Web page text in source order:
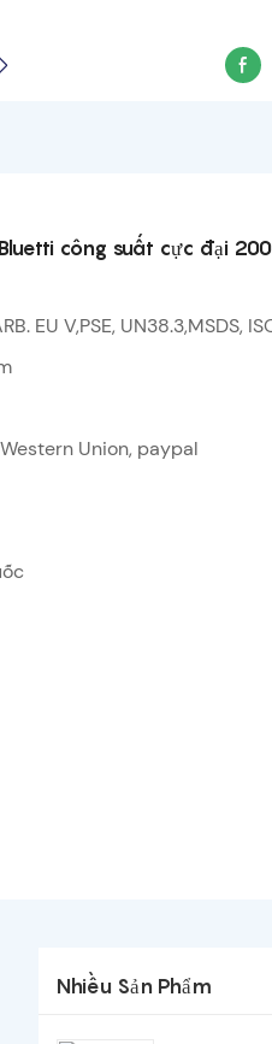
sản phẩm
công suất cực đại
EU V,PSE, UN38.3,MSDS,
Union, paypal
Nhiều Sản Phẩm